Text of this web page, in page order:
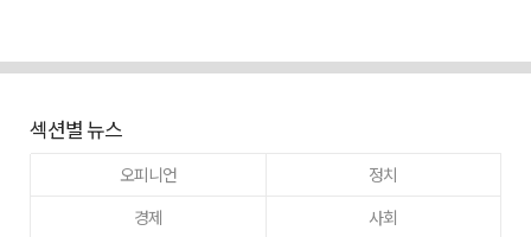
섹션별 뉴스
오피니언
정치
경제
사회